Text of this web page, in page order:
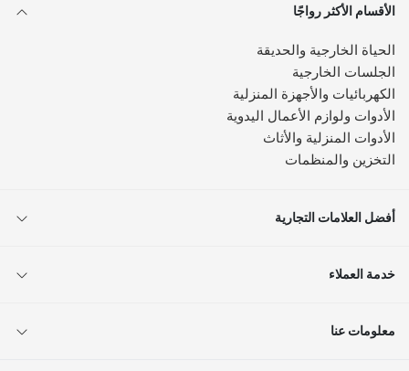
الأقسام الأكثر رواجًا
الحياة الخارجية والحديقة
الجلسات الخارجية
الكهربائيات والأجهزة المنزلية
الأدوات ولوازم الأعمال اليدوية
الأدوات المنزلية والأثاث
التخزين والمنظمات
أفضل العلامات التجارية
خدمة العملاء
معلومات عنا